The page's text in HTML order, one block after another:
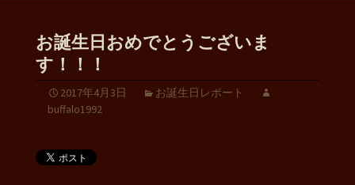
お誕生日おめでとうございま
す！！！
2017年4月3日
お誕生日レポート
buffalo1992